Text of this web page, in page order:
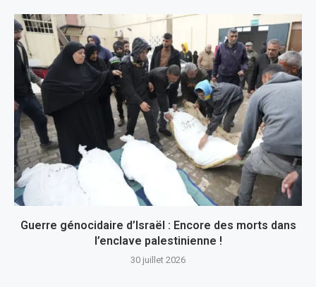
Guerre génocidaire d’Israël : Encore des morts dans
l’enclave palestinienne !
30 juillet 2026